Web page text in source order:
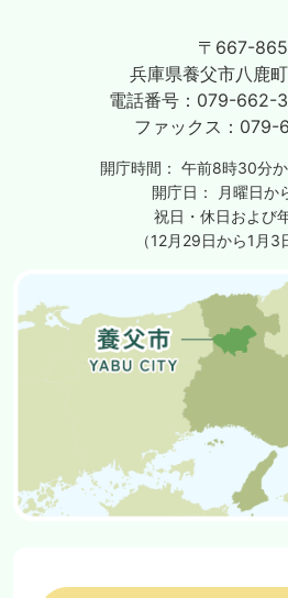
〒667-
兵庫県養父市八鹿
電話番号： 079-662-
ファックス： 079-
開庁時間： 午前8時30分
開庁日：
月曜日か
祝日・休日および
（12月29日から1月3